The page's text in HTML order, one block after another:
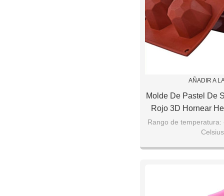
AÑADIR A
Molde De Pastel De
Rojo 3D Hornear
Decoración
Rango de
Celsius
Tamaño: Tamaño